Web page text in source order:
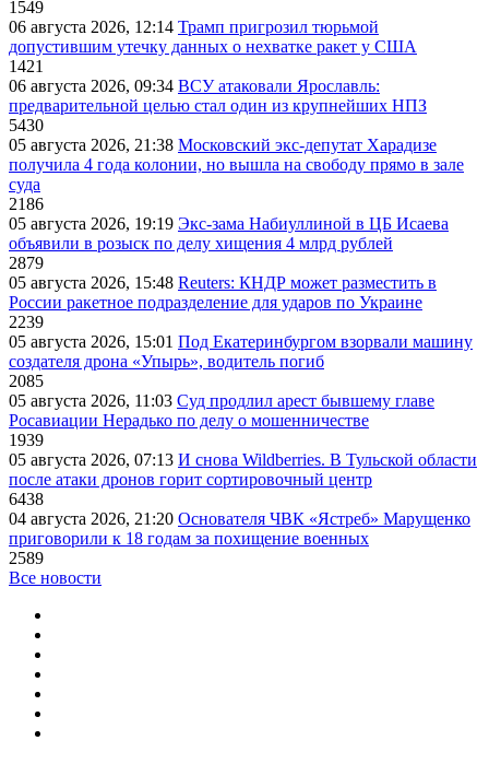
1549
06 августа 2026, 12:14 Трамп пригрозил тюрьмой
допустившим утечку данных о нехватке ракет у США
1421
06 августа 2026, 09:34 ВСУ атаковали Ярославль:
предварительной целью стал один из крупнейших НПЗ
5430
05 августа 2026, 21:38 Московский экс-депутат Харадизе
получила 4 года колонии, но вышла на свободу прямо в зале
суда
2186
05 августа 2026, 19:19 Экс-зама Набиуллиной в ЦБ Исаева
объявили в розыск по делу хищения 4 млрд рублей
2879
05 августа 2026, 15:48 Reuters: КНДР может разместить в
России ракетное подразделение для ударов по Украине
2239
05 августа 2026, 15:01 Под Екатеринбургом взорвали машину
создателя дрона «Упырь», водитель погиб
2085
05 августа 2026, 11:03 Суд продлил арест бывшему главе
Росавиации Нерадько по делу о мошенничестве
1939
05 августа 2026, 07:13 И снова Wildberries. В Тульской области
после атаки дронов горит сортировочный центр
6438
04 августа 2026, 21:20 Основателя ЧВК «Ястреб» Марущенко
приговорили к 18 годам за похищение военных
2589
Все новости